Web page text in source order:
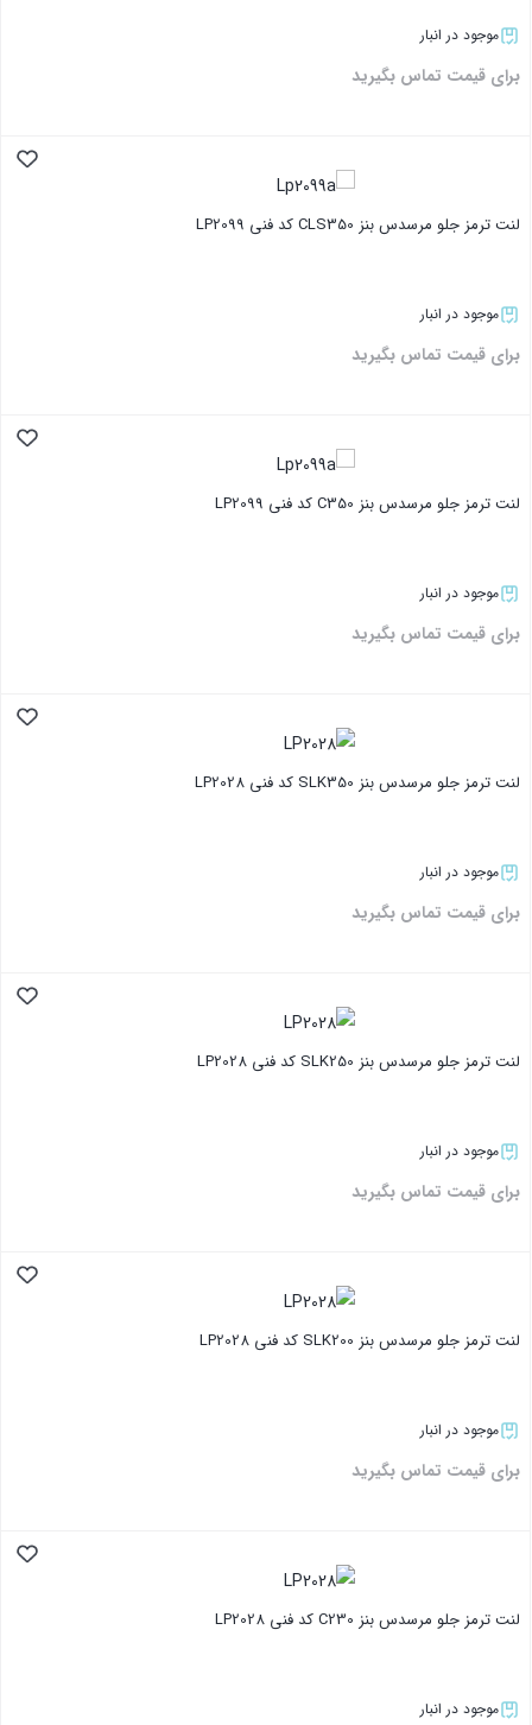
موجود در انبار
برای قیمت تماس بگیرید
لنت ترمز جلو مرسدس بنز CLS350 کد فنی LP2099
موجود در انبار
برای قیمت تماس بگیرید
لنت ترمز جلو مرسدس بنز C350 کد فنی LP2099
موجود در انبار
برای قیمت تماس بگیرید
لنت ترمز جلو مرسدس بنز SLK350 کد فنی LP2028
موجود در انبار
برای قیمت تماس بگیرید
لنت ترمز جلو مرسدس بنز SLK250 کد فنی LP2028
موجود در انبار
برای قیمت تماس بگیرید
لنت ترمز جلو مرسدس بنز SLK200 کد فنی LP2028
موجود در انبار
برای قیمت تماس بگیرید
لنت ترمز جلو مرسدس بنز C230 کد فنی LP2028
موجود در انبار